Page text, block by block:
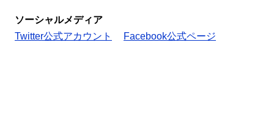
ソーシャルメディア
Twitter公式アカウント
Facebook公式ページ